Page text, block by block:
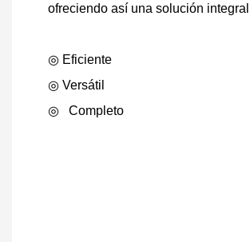
ofreciendo así una solución
◎ Eficiente
◎ Versátil
◎
Completo